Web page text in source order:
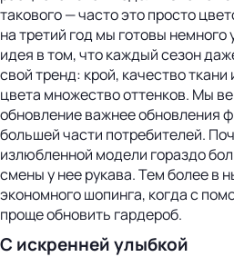
такового — часто это просто
на третий год мы готовы
идея в том, что каждый сезон
свой тренд: крой, качество ткани
цвета множество оттенков. Мы
обновление важнее обновления
большей части потребителей.
излюбленной модели гораздо
смены у нее рукава. Тем более в
экономного шопинга, когда с
проще обновить гардероб.
С искренней улыбкой